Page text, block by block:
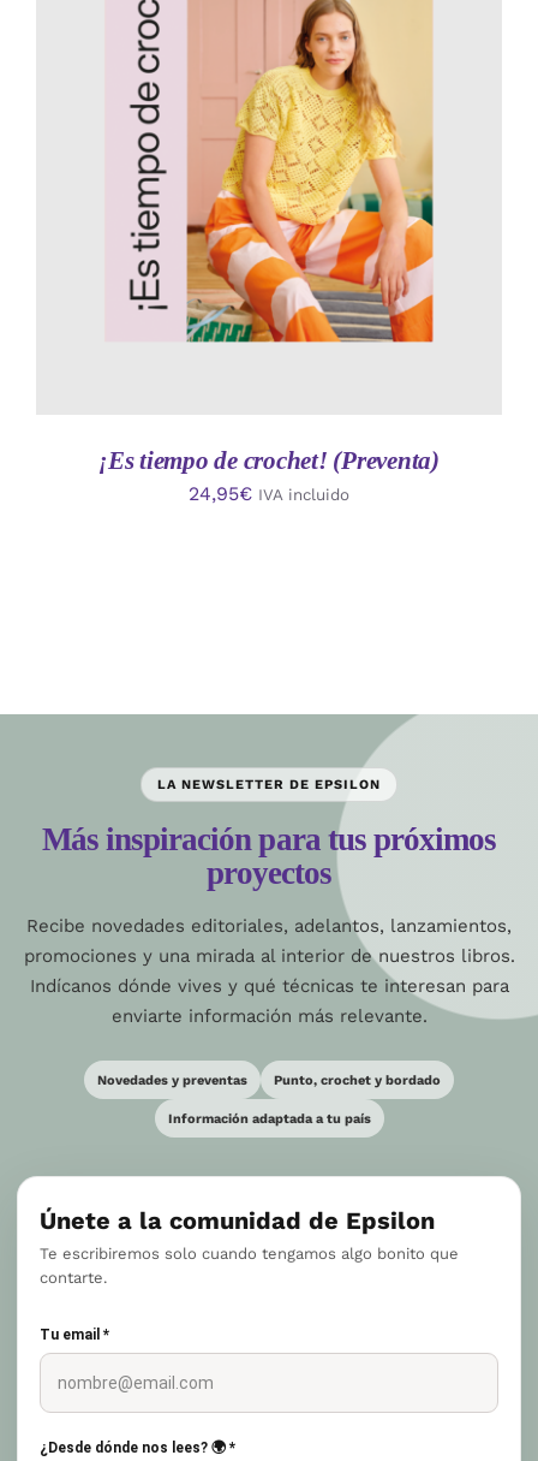
AÑADIR AL CARRITO
/
DETALLES
¡Es tiempo de crochet! (Preventa)
24,95€ IVA incluido
LA NEWSLETTER DE EPSILON
Más inspiración para tus próximos
proyectos
Recibe novedades editoriales, adelantos, lanzamientos,
promociones y una mirada al interior de nuestros libros.
Indícanos dónde vives y qué técnicas te interesan para
enviarte información más relevante.
Novedades y preventas Punto, crochet y bordado
Información adaptada a tu país
Únete a la comunidad de Epsilon
Te escribiremos solo cuando tengamos algo bonito que
contarte.
Tu email *
¿Desde dónde nos lees? 🌍 *